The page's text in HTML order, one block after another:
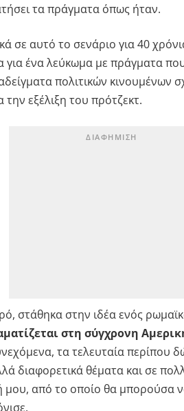
τα πράγματα όπως ήταν.
σε αυτό το σενάριο για 40
για ένα λεύκωμα με πράγματα
πολιτικών κινουμένων
εξέλιξη του πρότζεκτ.
στάθηκα στην ιδέα ενός
στη σύγχρονη
τα τελευταία περίπου
διαφορετικά θέματα και σε
μου, από το οποίο θα μπορούσα